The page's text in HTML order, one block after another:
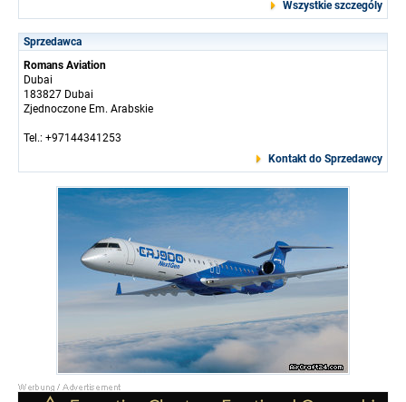
Wszystkie szczególy
Sprzedawca
Romans Aviation
Dubai
183827 Dubai
Zjednoczone Em. Arabskie
Tel.: +97144341253
Kontakt do Sprzedawcy